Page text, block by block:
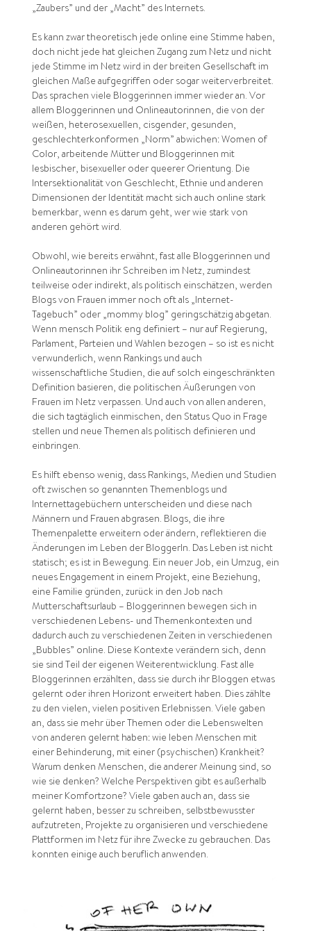
„Zaubers” und der „Macht” des Internets.
Es kann zwar theoretisch jede online eine Stimme haben,
doch nicht jede hat gleichen Zugang zum Netz und nicht
jede Stimme im Netz wird in der breiten Gesellschaft im
gleichen Maße aufgegriffen oder sogar weiterverbreitet.
Das sprachen viele Bloggerinnen immer wieder an. Vor
allem Bloggerinnen und Onlineautorinnen, die von der
weißen, heterosexuellen, cisgender, gesunden,
geschlechterkonformen „Norm” abwichen: Women of
Color, arbeitende Mütter und Bloggerinnen mit
lesbischer, bisexueller oder queerer Orientung. Die
Intersektionalität von Geschlecht, Ethnie und anderen
Dimensionen der Identität macht sich auch online stark
bemerkbar, wenn es darum geht, wer wie stark von
anderen gehört wird.
Obwohl, wie bereits erwähnt, fast alle Bloggerinnen und
Onlineautorinnen ihr Schreiben im Netz, zumindest
teilweise oder indirekt, als politisch einschätzen, werden
Blogs von Frauen immer noch oft als „Internet-
Tagebuch” oder „mommy blog” geringschätzig abgetan.
Wenn mensch Politik eng definiert – nur auf Regierung,
Parlament, Parteien und Wahlen bezogen – so ist es nicht
verwunderlich, wenn Rankings und auch
wissenschaftliche Studien, die auf solch eingeschränkten
Definition basieren, die politischen Äußerungen von
Frauen im Netz verpassen. Und auch von allen anderen,
die sich tagtäglich einmischen, den Status Quo in Frage
stellen und neue Themen als politisch definieren und
einbringen.
Es hilft ebenso wenig, dass Rankings, Medien und Studien
oft zwischen so genannten Themenblogs und
Internettagebüchern unterscheiden und diese nach
Männern und Frauen abgrasen. Blogs, die ihre
Themenpalette erweitern oder ändern, reflektieren die
Änderungen im Leben der BloggerIn. Das Leben ist nicht
statisch; es ist in Bewegung. Ein neuer Job, ein Umzug, ein
neues Engagement in einem Projekt, eine Beziehung,
eine Familie gründen, zurück in den Job nach
Mutterschaftsurlaub – Bloggerinnen bewegen sich in
verschiedenen Lebens- und Themenkontexten und
dadurch auch zu verschiedenen Zeiten in verschiedenen
„Bubbles” online. Diese Kontexte verändern sich, denn
sie sind Teil der eigenen Weiterentwicklung. Fast alle
Bloggerinnen erzählten, dass sie durch ihr Bloggen etwas
gelernt oder ihren Horizont erweitert haben. Dies zählte
zu den vielen, vielen positiven Erlebnissen. Viele gaben
an, dass sie mehr über Themen oder die Lebenswelten
von anderen gelernt haben: wie leben Menschen mit
einer Behinderung, mit einer (psychischen) Krankheit?
Warum denken Menschen, die anderer Meinung sind, so
wie sie denken? Welche Perspektiven gibt es außerhalb
meiner Komfortzone? Viele gaben auch an, dass sie
gelernt haben, besser zu schreiben, selbstbewusster
aufzutreten, Projekte zu organisieren und verschiedene
Plattformen im Netz für ihre Zwecke zu gebrauchen. Das
konnten einige auch beruflich anwenden.